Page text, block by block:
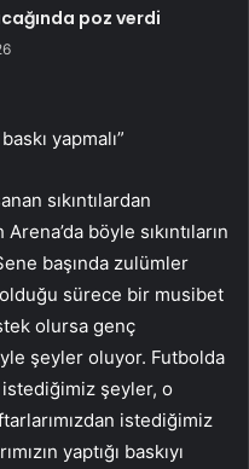
poz verdi
yapmalı”
sıkıntılardan
böyle sıkıntıların
başında zulümler
olduğu sürece bir musibet
olursa genç
şeyler oluyor. Futbolda
istediğimiz şeyler, o
istediğimiz
yaptığı baskıyı